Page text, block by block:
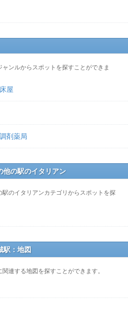
ンルからスポットを探すことができま
屋
剤薬局
他の駅のイタリアン
のイタリアンカテゴリからスポットを探
駅：地図
連する地図を探すことができます。